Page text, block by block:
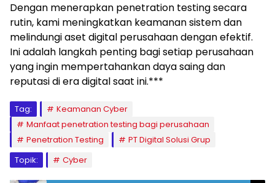
Dengan menerapkan penetration testing secara
rutin, kami meningkatkan keamanan sistem dan
melindungi aset digital perusahaan dengan efektif.
Ini adalah langkah penting bagi setiap perusahaan
yang ingin mempertahankan daya saing dan
reputasi di era digital saat ini.***
Tag:
Keamanan Cyber
Manfaat penetration testing bagi perusahaan
Penetration Testing
PT Digital Solusi Grup
Topik:
Cyber